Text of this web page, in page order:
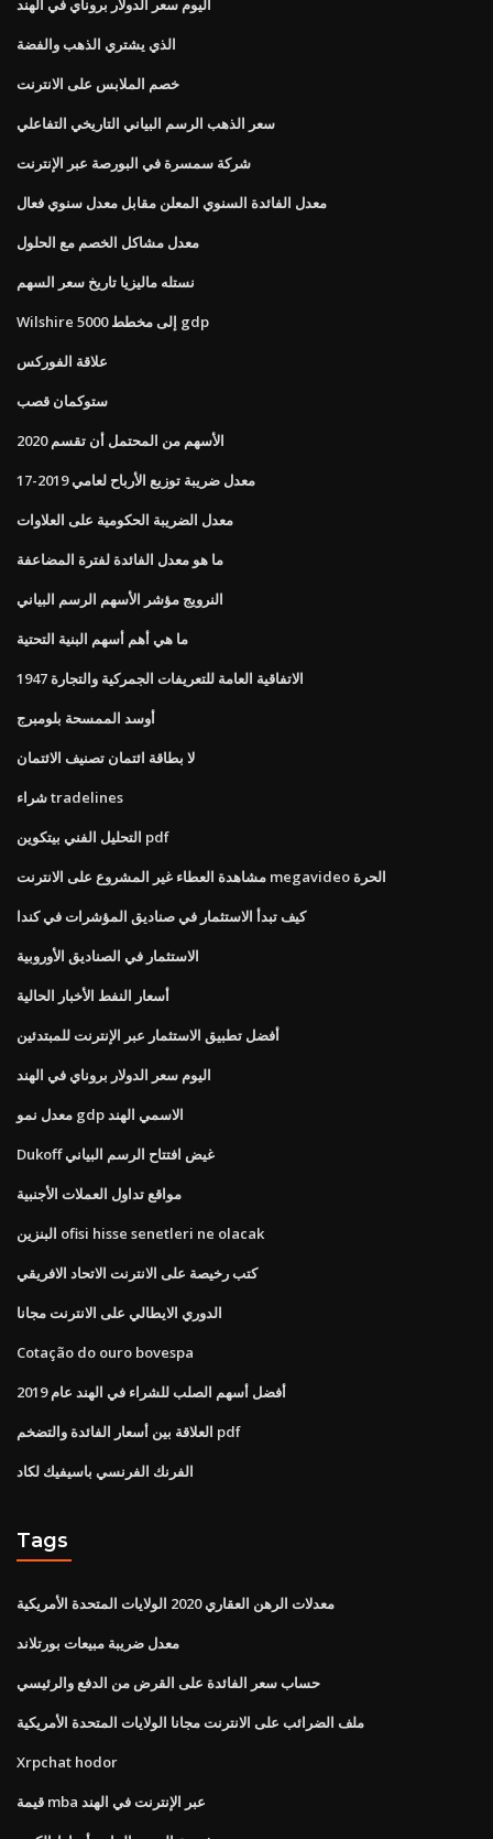
اليوم سعر الدولار بروناي في الهند
الذي يشتري الذهب والفضة
خصم الملابس على الانترنت
سعر الذهب الرسم البياني التاريخي التفاعلي
شركة سمسرة في البورصة عبر الإنترنت
معدل الفائدة السنوي المعلن مقابل معدل سنوي فعال
معدل مشاكل الخصم مع الحلول
نستله ماليزيا تاريخ سعر السهم
Wilshire 5000 إلى مخطط gdp
علاقة الفوركس
ستوكمان قصب
الأسهم من المحتمل أن تقسم 2020
معدل ضريبة توزيع الأرباح لعامي 2019-17
معدل الضريبة الحكومية على العلاوات
ما هو معدل الفائدة لفترة المضاعفة
النرويج مؤشر الأسهم الرسم البياني
ما هي أهم أسهم البنية التحتية
الاتفاقية العامة للتعريفات الجمركية والتجارة 1947
أوسد الممسحة بلومبرج
لا بطاقة ائتمان تصنيف الائتمان
شراء tradelines
التحليل الفني بيتكوين pdf
مشاهدة العطاء غير المشروع على الانترنت megavideo الحرة
كيف تبدأ الاستثمار في صناديق المؤشرات في كندا
الاستثمار في الصناديق الأوروبية
أسعار النفط الأخبار الحالية
أفضل تطبيق الاستثمار عبر الإنترنت للمبتدئين
اليوم سعر الدولار بروناي في الهند
معدل نمو gdp الاسمي الهند
Dukoff غيض افتتاح الرسم البياني
مواقع تداول العملات الأجنبية
البنزين ofisi hisse senetleri ne olacak
كتب رخيصة على الانترنت الاتحاد الافريقي
الدوري الايطالي على الانترنت مجانا
Cotação do ouro bovespa
أفضل أسهم الصلب للشراء في الهند عام 2019
العلاقة بين أسعار الفائدة والتضخم pdf
الفرنك الفرنسي باسيفيك لكاد
Tags
معدلات الرهن العقاري 2020 الولايات المتحدة الأمريكية
معدل ضريبة مبيعات بورتلاند
حساب سعر الفائدة على القرض من الدفع والرئيسي
ملف الضرائب على الانترنت مجانا الولايات المتحدة الأمريكية
Xrpchat hodor
قيمة mba عبر الإنترنت في الهند